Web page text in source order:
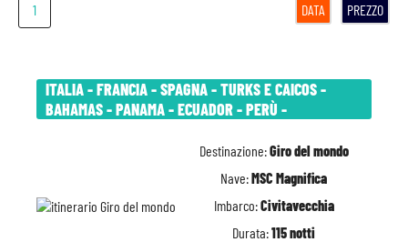
1 DATA PREZZO
ITALIA - FRANCIA - SPAGNA - TURKS E CAICOS -
BAHAMAS - PANAMA - ECUADOR - PERÙ -
Destinazione:Giro del mondo
Nave:MSC Magnifica
Imbarco:Civitavecchia
Durata:115 notti